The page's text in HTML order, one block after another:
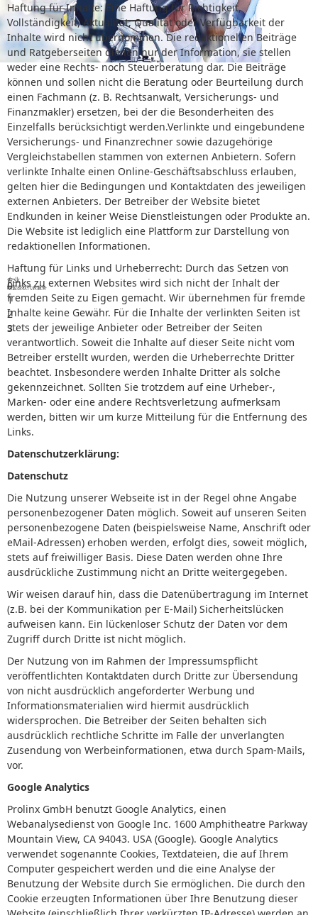
专业
欧盟授权代表服务
0
1
2
3
Haftung für Inhalte: Eine Haftung für Richtigkeit,
Vollständigkeit, Aktualität, Qualität oder Verfügbarkeit der
Inhalte wird nicht übernommen. Die redaktionellen Beiträge
und Ratgeberseiten dienen nur der Information, sie stellen
weder eine Rechts- noch Steuerberatung dar. Die Beiträge
können und sollen nicht die Beratung oder Beurteilung durch
einen Fachmann (z. B. Rechtsanwalt, Versicherungs- und
Finanzmakler) ersetzen, bei der die Besonderheiten des
Einzelfalls berücksichtigt werden.Verlinkte und eingebundene
Versicherungs- und Finanzrechner sowie dazugehörige
Vergleichstabellen stammen von externen Anbietern. Sofern
verlinkte Inhalte einen Online-Geschäftsabschluss erlauben,
gelten hier die Bedingungen und Kontaktdaten des jeweiligen
externen Anbieters. Der Betreiber der Website bietet
Endkunden in keiner Weise Dienstleistungen oder Produkte an.
Die Website ist lediglich eine Plattform zur Darstellung von
redaktionellen Informationen.
Haftung für Links und Urheberrecht: Durch das Setzen von
Links zu externen Websites wird sich nicht der Inhalt der
fremden Seite zu Eigen gemacht. Wir übernehmen für fremde
Inhalte keine Gewähr. Für die Inhalte der verlinkten Seiten ist
stets der jeweilige Anbieter oder Betreiber der Seiten
verantwortlich. Soweit die Inhalte auf dieser Seite nicht vom
Betreiber erstellt wurden, werden die Urheberrechte Dritter
beachtet. Insbesondere werden Inhalte Dritter als solche
gekennzeichnet. Sollten Sie trotzdem auf eine Urheber-,
Marken- oder eine andere Rechtsverletzung aufmerksam
werden, bitten wir um kurze Mitteilung für die Entfernung des
Links.
Datenschutzerklärung:
Datenschutz
Die Nutzung unserer Webseite ist in der Regel ohne Angabe
personenbezogener Daten möglich. Soweit auf unseren Seiten
personenbezogene Daten (beispielsweise Name, Anschrift oder
eMail-Adressen) erhoben werden, erfolgt dies, soweit möglich,
stets auf freiwilliger Basis. Diese Daten werden ohne Ihre
ausdrückliche Zustimmung nicht an Dritte weitergegeben.
Wir weisen darauf hin, dass die Datenübertragung im Internet
(z.B. bei der Kommunikation per E-Mail) Sicherheitslücken
aufweisen kann. Ein lückenloser Schutz der Daten vor dem
Zugriff durch Dritte ist nicht möglich.
Der Nutzung von im Rahmen der Impressumspflicht
veröffentlichten Kontaktdaten durch Dritte zur Übersendung
von nicht ausdrücklich angeforderter Werbung und
Informationsmaterialien wird hiermit ausdrücklich
widersprochen. Die Betreiber der Seiten behalten sich
ausdrücklich rechtliche Schritte im Falle der unverlangten
Zusendung von Werbeinformationen, etwa durch Spam-Mails,
vor.
Google Analytics
Prolinx GmbH benutzt Google Analytics, einen
Webanalysedienst von Google Inc. 1600 Amphitheatre Parkway
Mountain View, CA 94043. USA (Google). Google Analytics
verwendet sogenannte Cookies, Textdateien, die auf Ihrem
Computer gespeichert werden und die eine Analyse der
Benutzung der Website durch Sie ermöglichen. Die durch den
Cookie erzeugten Informationen über Ihre Benutzung dieser